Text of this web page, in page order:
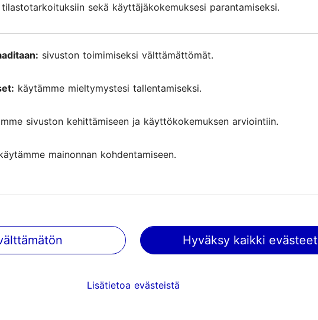
Tallinnassa tapahtuu
Saa tietoa tulevista tapahtumista, uusista
sekä käyttäjäkokemuksesi parantamiseksi.
sivuston toimimiseksi välttämättömät.
käytämme mieltymystesi tallentamiseksi.
sivuston kehittämiseen ja käyttökokemuksen arviointiin.
mainonnan kohdentamiseen.
Hyväksy kaikki evästeet
Lisätietoa evästeistä